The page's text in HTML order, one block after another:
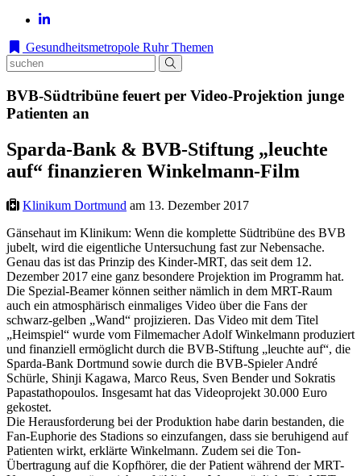
Gesundheitsmetropole Ruhr Themen
BVB-Südtribüne feuert per Video-Projektion junge
Patienten an
Sparda-Bank & BVB-Stiftung „leuchte
auf“ finanzieren Winkelmann-Film
Klinikum Dortmund am 13. Dezember 2017
Gänsehaut im Klinikum: Wenn die komplette Südtribüne des BVB
jubelt, wird die eigentliche Untersuchung fast zur Nebensache.
Genau das ist das Prinzip des Kinder-MRT, das seit dem 12.
Dezember 2017 eine ganz besondere Projektion im Programm hat.
Die Spezial-Beamer können seither nämlich in dem MRT-Raum
auch ein atmosphärisch einmaliges Video über die Fans der
schwarz-gelben „Wand“ projizieren. Das Video mit dem Titel
„Heimspiel“ wurde vom Filmemacher Adolf Winkelmann produziert
und finanziell ermöglicht durch die BVB-Stiftung „leuchte auf“, die
Sparda-Bank Dortmund sowie durch die BVB-Spieler André
Schürle, Shinji Kagawa, Marco Reus, Sven Bender und Sokratis
Papastathopoulos. Insgesamt hat das Videoprojekt 30.000 Euro
gekostet.
Die Herausforderung bei der Produktion habe darin bestanden, die
Fan-Euphorie des Stadions so einzufangen, dass sie beruhigend auf
Patienten wirkt, erklärte Winkelmann. Zudem sei die Ton-
Übertragung auf die Kopfhörer, die der Patient während der MRT-